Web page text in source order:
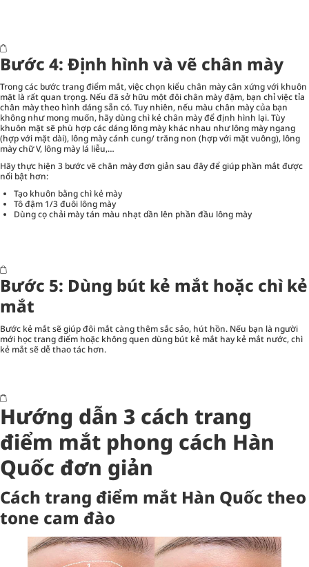
Bước 4: Định hình và vẽ chân mày
Trong các bước trang điểm mắt, việc chọn kiểu chân mày cân xứng với khuôn
mặt là rất quan trọng. Nếu đã sở hữu một đôi chân mày đậm, bạn chỉ việc tỉa
chân mày theo hình dáng sẵn có. Tuy nhiên, nếu màu chân mày của bạn
không như mong muốn, hãy dùng chì kẻ chân mày để định hình lại. Tùy
khuôn mặt sẽ phù hợp các dáng lông mày khác nhau như lông mày ngang
(hợp với mặt dài), lông mày cánh cung/ trăng non (hợp với mặt vuông), lông
mày chữ V, lông mày lá liễu,…
Hãy thực hiện 3 bước vẽ chân mày đơn giản sau đây để giúp phần mắt được
nổi bật hơn:
Tạo khuôn bằng chì kẻ mày
Tô đậm 1/3 đuôi lông mày
Dùng cọ chải mày tán màu nhạt dần lên phần đầu lông mày
Bước 5: Dùng bút kẻ mắt hoặc chì kẻ
mắt
Bước kẻ mắt sẽ giúp đôi mắt càng thêm sắc sảo, hút hồn. Nếu bạn là người
mới học trang điểm hoặc không quen dùng bút kẻ mắt hay kẻ mắt nước, chì
kẻ mắt sẽ dễ thao tác hơn.
Hướng dẫn 3 cách trang
điểm mắt phong cách Hàn
Quốc đơn giản
Cách trang điểm mắt Hàn Quốc theo
tone cam đào